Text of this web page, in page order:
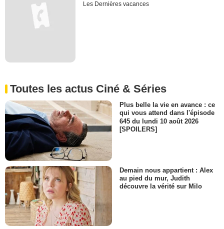
Les Dernières vacances
Toutes les actus Ciné & Séries
Plus belle la vie en avance : ce
qui vous attend dans l'épisode
645 du lundi 10 août 2026
[SPOILERS]
Demain nous appartient : Alex
au pied du mur, Judith
découvre la vérité sur Milo